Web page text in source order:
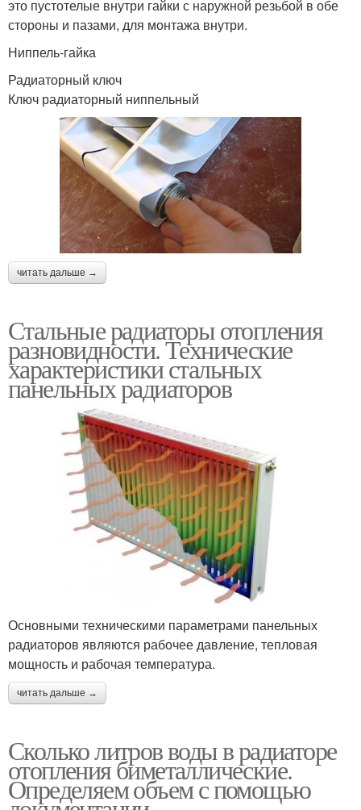
это пустотелые внутри гайки с наружной резьбой в обе
стороны и пазами, для монтажа внутри.
Ниппель-гайка
Радиаторный ключ
Ключ радиаторный ниппельный
читать дальше →
Стальные радиаторы отопления
разновидности. Технические
характеристики стальных
панельных радиаторов
Основными техническими параметрами панельных
радиаторов являются рабочее давление, тепловая
мощность и рабочая температура.
читать дальше →
Сколько литров воды в радиаторе
отопления биметаллические.
Определяем объем с помощью